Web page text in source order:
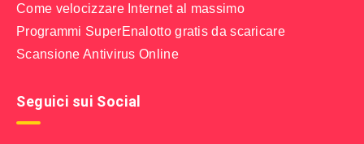
Come velocizzare Internet al massimo
Programmi SuperEnalotto gratis da scaricare
Scansione Antivirus Online
Seguici sui Social